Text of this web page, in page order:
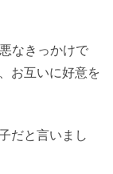
なきっかけで
お互いに好意を
だと言いまし